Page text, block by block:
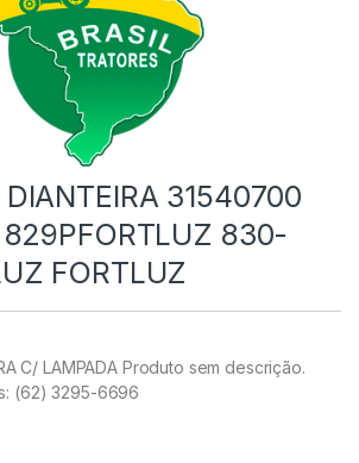
31540700
830-
FORTLUZ
C/ LAMPADA Produto sem descrição.
(62) 3295-6696